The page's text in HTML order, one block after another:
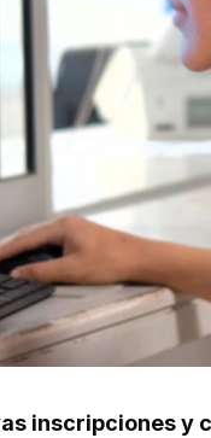
inscripciones y